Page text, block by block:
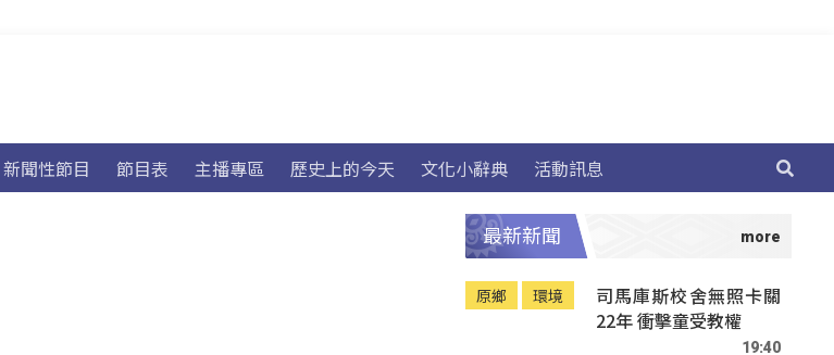
新聞性節目 節目表 主播專區 歷史上的今天 文化小辭典 活動訊息
最新新聞
原鄉 環境
司馬庫斯校舍無照卡關
22年 衝擊童受教權
19:40